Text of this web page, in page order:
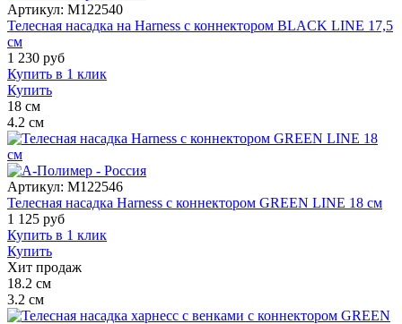
Артикул: M122540
Телесная насадка на Harness с коннектором BLACK LINE 17,5
см
1 230 руб
Купить в 1 клик
Купить
18 см
4.2 см
Артикул: M122546
Телесная насадка Harness с коннектором GREEN LINE 18 см
1 125 руб
Купить в 1 клик
Купить
Хит продаж
18.2 см
3.2 см